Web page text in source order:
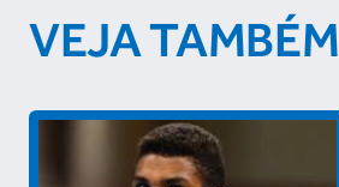
VEJA TAMBÉM